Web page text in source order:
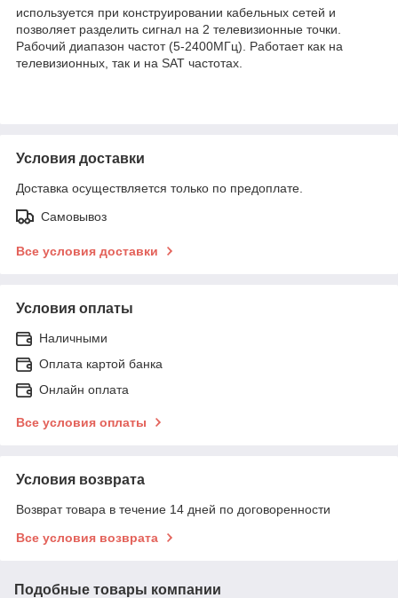
используется при конструировании кабельных сетей и
позволяет разделить сигнал на 2 телевизионные точки.
Рабочий диапазон частот (5-2400МГц). Работает как на
телевизионных, так и на SAT частотах.
Условия доставки
Доставка осуществляется только по предоплате.
Самовывоз
Все условия доставки
Условия оплаты
Наличными
Оплата картой банка
Онлайн оплата
Все условия оплаты
Условия возврата
Возврат товара в течение 14 дней по договоренности
Все условия возврата
Подобные товары компании